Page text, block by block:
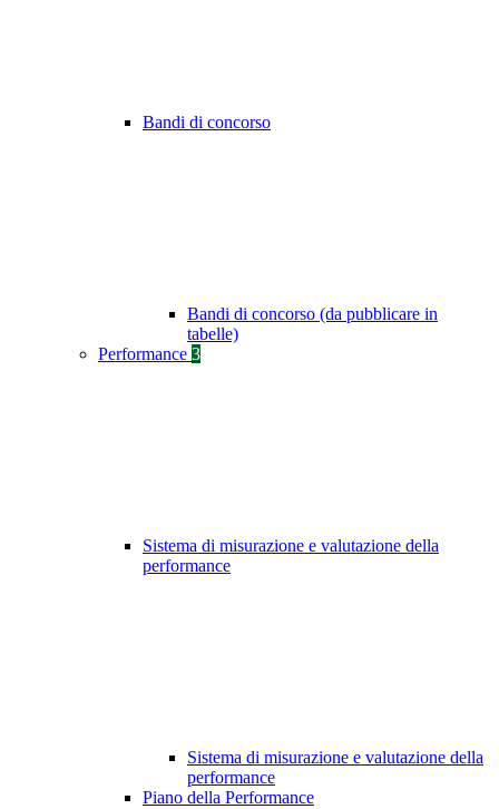
Bandi di concorso
Bandi di concorso (da pubblicare in
tabelle)
Performance 3
Sistema di misurazione e valutazione della
performance
Sistema di misurazione e valutazione della
performance
Piano della Performance